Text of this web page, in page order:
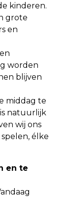
kinderen.
grote
en
worden
blijven
middag te
natuurlijk
wij ons
élke
en te